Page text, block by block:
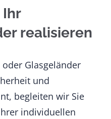
Ihr
realisieren
Glasgeländer
und
begleiten wir Sie
individuellen